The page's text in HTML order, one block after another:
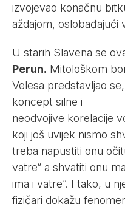
izvojevao konačnu
aždajom, oslobađajući
U starih Slavena se
Perun. Mitološkom
Velesa predstavljao
koncept silne i
neodvojive korelacije
koji još uvijek nismo
treba napustiti onu
vatre“ a shvatiti onu
ima i vatre”. I tako, u
fizičari dokažu